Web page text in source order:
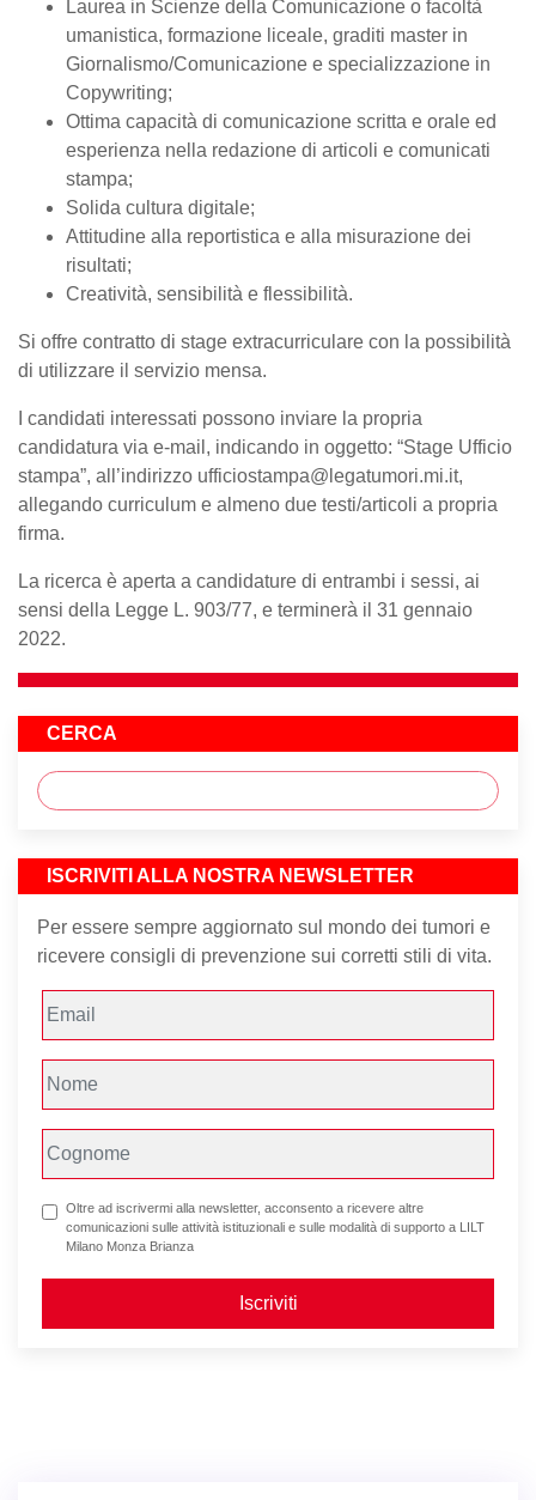
Laurea in Scienze della Comunicazione o facoltà
umanistica, formazione liceale, graditi master in
Giornalismo/Comunicazione e specializzazione in
Copywriting;
Ottima capacità di comunicazione scritta e orale ed
esperienza nella redazione di articoli e comunicati
stampa;
Solida cultura digitale;
Attitudine alla reportistica e alla misurazione dei
risultati;
Creatività, sensibilità e flessibilità.
Si offre contratto di stage extracurriculare con la possibilità
di utilizzare il servizio mensa.
I candidati interessati possono inviare la propria
candidatura via e-mail, indicando in oggetto: “Stage Ufficio
stampa”, all’indirizzo ufficiostampa@legatumori.mi.it,
allegando curriculum e almeno due testi/articoli a propria
firma.
La ricerca è aperta a candidature di entrambi i sessi, ai
sensi della Legge L. 903/77, e terminerà il 31 gennaio
2022.
CERCA
ISCRIVITI ALLA NOSTRA NEWSLETTER
Per essere sempre aggiornato sul mondo dei tumori e
ricevere consigli di prevenzione sui corretti stili di vita.
Oltre ad iscrivermi alla newsletter, acconsento a ricevere altre
comunicazioni sulle attività istituzionali e sulle modalità di supporto a LILT
Milano Monza Brianza
Iscriviti